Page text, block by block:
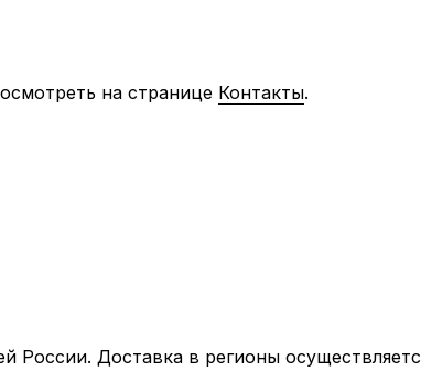
на странице Контакты.
Доставка в регионы